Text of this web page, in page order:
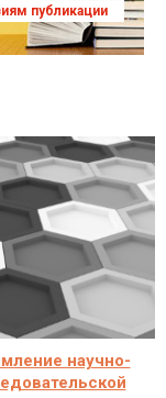
публикации
научно-